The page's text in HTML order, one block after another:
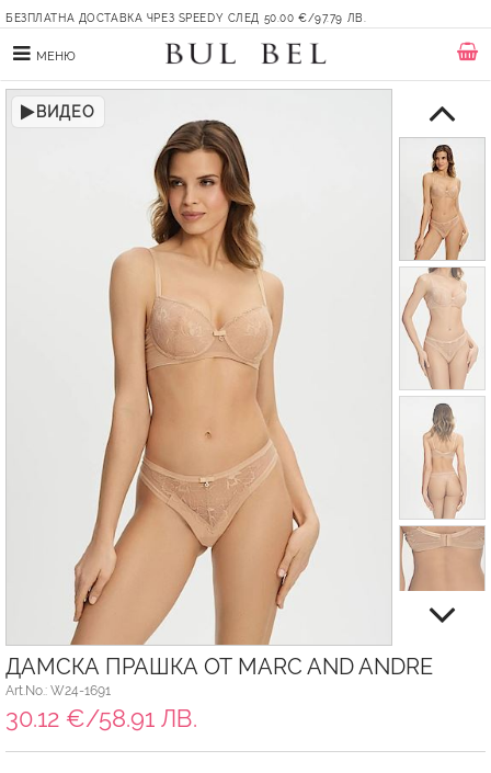
БЕЗПЛАТНА ДОСТАВКА ЧРЕЗ SPEEDY СЛЕД 50.00 €/97.79 ЛВ.
МЕНЮ
ВИДЕО
ДАМСКА ПРАШКА ОТ MARC AND ANDRE
Art.No.: W24-1691
30.12 €/58.91 ЛВ.